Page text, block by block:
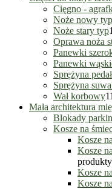
Cięgno -
Noże nowy typ
Noże stary typ1
Oprawa noża
Panewki
Panewki
Sprężyna
Sprężyna
Wał korbowy1
Mała architektura
Blokady
Kosze na
Kosze
Kosze
produkty
Kosze
Kosze